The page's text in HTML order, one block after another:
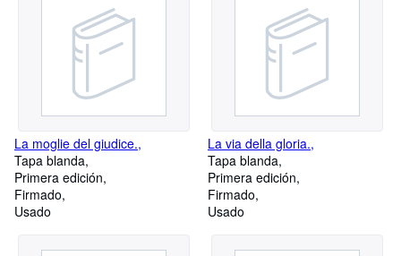
La moglie del giudice.,
Tapa blanda
Primera edición
Firmado
Usado
La via della gloria.,
Tapa blanda
Primera edición
Firmado
Usado